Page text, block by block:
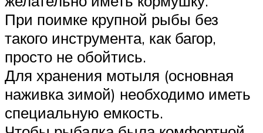
При поимке крупной рыбы без
такого инструмента, как багор,
просто не обойтись.
Для хранения мотыля (основная
наживка зимой) необходимо иметь
специальную емкость.